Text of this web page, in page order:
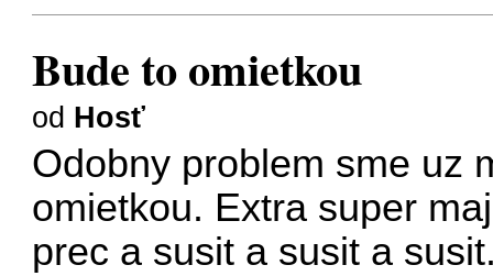
Bude to omietkou
od Hosť
Odobny problem sme uz
omietkou. Extra super
prec a susit a susit a